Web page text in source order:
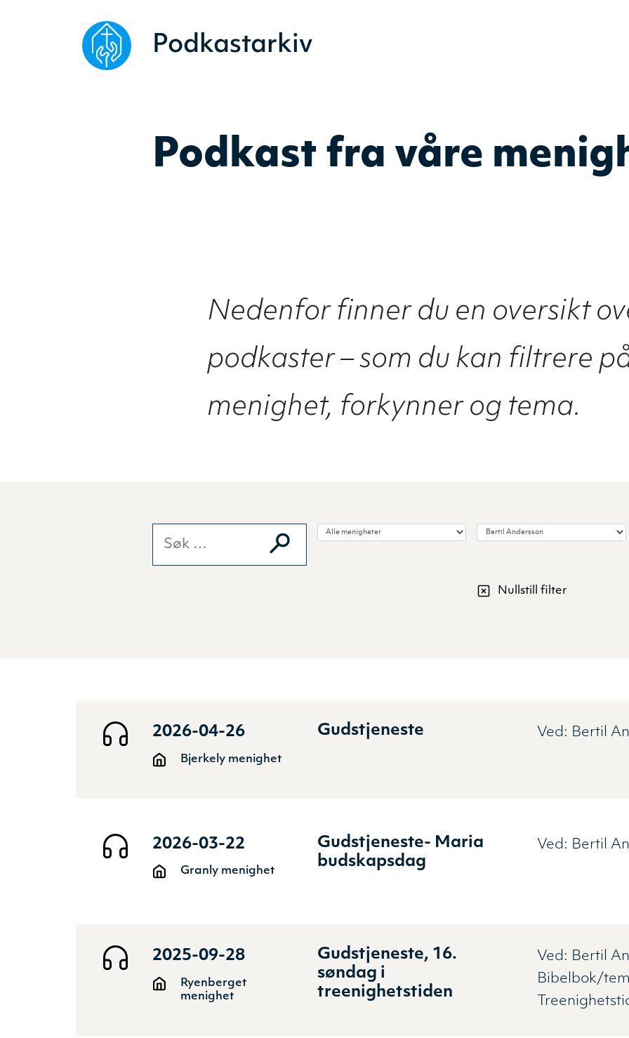
Podkastarkiv
Podkast fra våre
Nedenfor finner du en oversikt
podkaster – som du kan filtrere
menighet, forkynner og tema.
Søk etter: Velg menighet Velg forkynner
Nullstill filter
2026-04-26
Bjerkely menighet
Gudstjeneste Ved: Bertil
2026-03-22
Granly menighet
Gudstjeneste- Maria
budskapsdag
Ved: Bertil
2025-09-28
Ryenberget
menighet
Gudstjeneste, 16.
søndag i
treenighetstiden
Ved: Bertil
Bibelbok/